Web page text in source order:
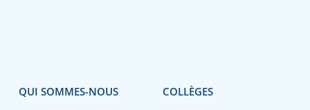
QUI SOMMES-NOUS COLLÈGES